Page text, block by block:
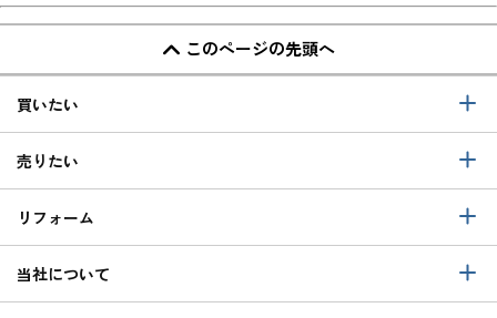
このページの先頭へ
買いたい
売りたい
リフォーム
当社について